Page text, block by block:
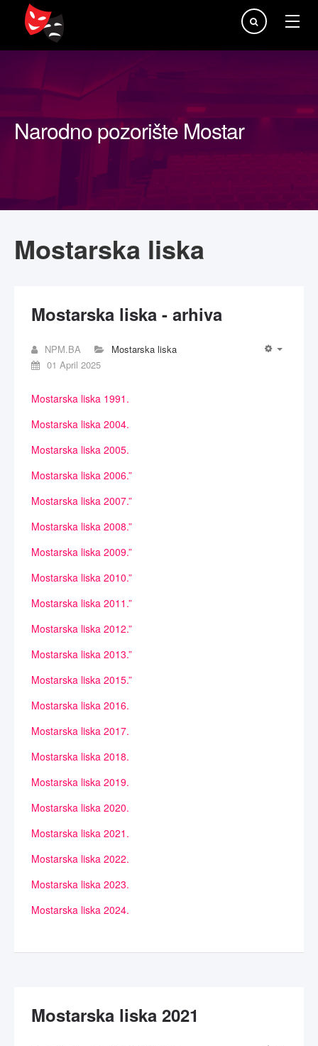
Traži...
Narodno pozorište Mostar
Mostarska liska
Mostarska liska - arhiva
NPM.BA
Mostarska liska
01 April 2025
Mostarska liska 1991.
Mostarska liska 2004.
Mostarska liska 2005.
Mostarska liska 2006.”
Mostarska liska 2007.”
Mostarska liska 2008.”
Mostarska liska 2009.”
Mostarska liska 2010.”
Mostarska liska 2011.”
Mostarska liska 2012.”
Mostarska liska 2013.”
Mostarska liska 2015.”
Mostarska liska 2016.
Mostarska liska 2017.
Mostarska liska 2018.
Mostarska liska 2019.
Mostarska liska 2020.
Mostarska liska 2021.
Mostarska liska 2022.
Mostarska liska 2023.
Mostarska liska 2024.
Mostarska liska 2021